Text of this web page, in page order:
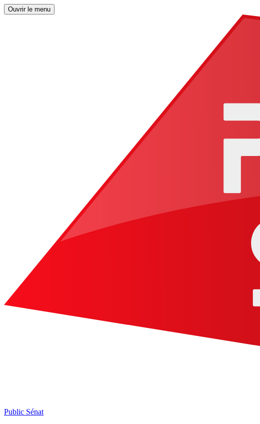
Ouvrir le menu
Public Sénat